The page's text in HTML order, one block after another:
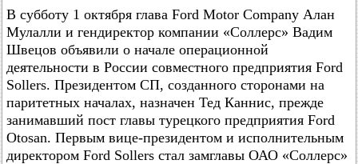
В субботу 1 октября глава Ford Motor Company Алан
Мулалли и гендиректор компании «Соллерс» Вадим
Швецов объявили о начале операционной
деятельности в России совместного предприятия Ford
Sollers. Президентом СП, созданного сторонами на
паритетных началах, назначен Тед Каннис, прежде
занимавший пост главы турецкого предприятия Ford
Otosan. Первым вице-президентом и исполнительным
директором Ford Sollers стал замглавы ОАО «Соллерс»